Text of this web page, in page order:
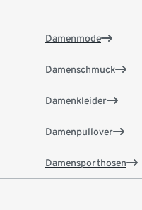
Damenmode
Damenschmuck
Damenkleider
Damenpullover
Damensporthosen